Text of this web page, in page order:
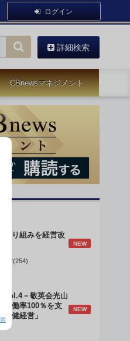
ログイン
詳細検索
CBnewsマネジメント
取り組みを経営改
NEW
営(254)
Vol.4－敬英会光山
働率100％を支
老健経営」
NEW